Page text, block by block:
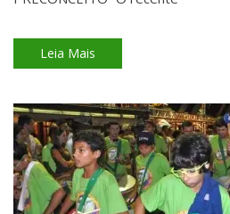
Leia Mais